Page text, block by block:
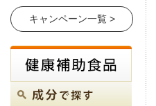
キャンペーン一覧 >